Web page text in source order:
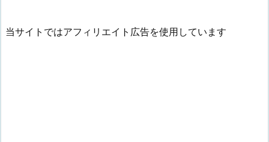
当サイトではアフィリエイト広告を使用しています